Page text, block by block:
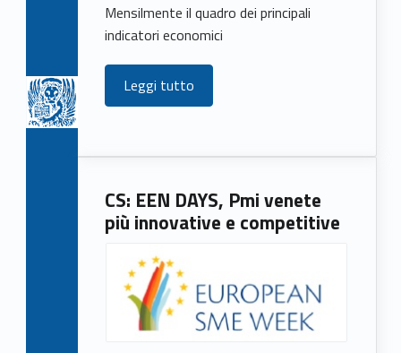
Mensilmente il quadro dei principali
indicatori economici
Leggi tutto
CS: EEN DAYS, Pmi venete
più innovative e competitive